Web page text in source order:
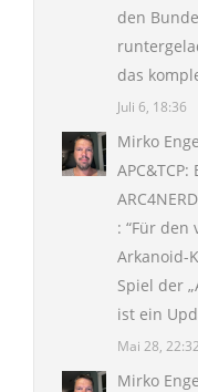
den
das
Juli 6, 18:36
Mirko
: “Für den
Arkanoid-
Spiel der
ist ein
Mai 28, 22:32
Mirko